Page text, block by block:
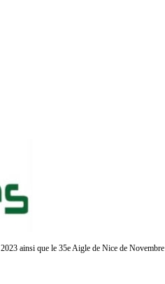
2023 ainsi que le 35e Aigle de Nice de Novembre